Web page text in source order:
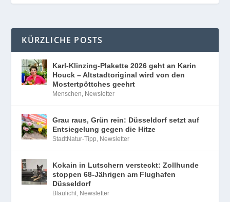
KÜRZLICHE POSTS
Karl-Klinzing-Plakette 2026 geht an Karin
Houck – Altstadtoriginal wird von den
Mostertpöttches geehrt
Menschen, Newsletter
Grau raus, Grün rein: Düsseldorf setzt auf
Entsiegelung gegen die Hitze
StadtNatur-Tipp, Newsletter
Kokain in Lutschern versteckt: Zollhunde
stoppen 68-Jährigen am Flughafen
Düsseldorf
Blaulicht, Newsletter